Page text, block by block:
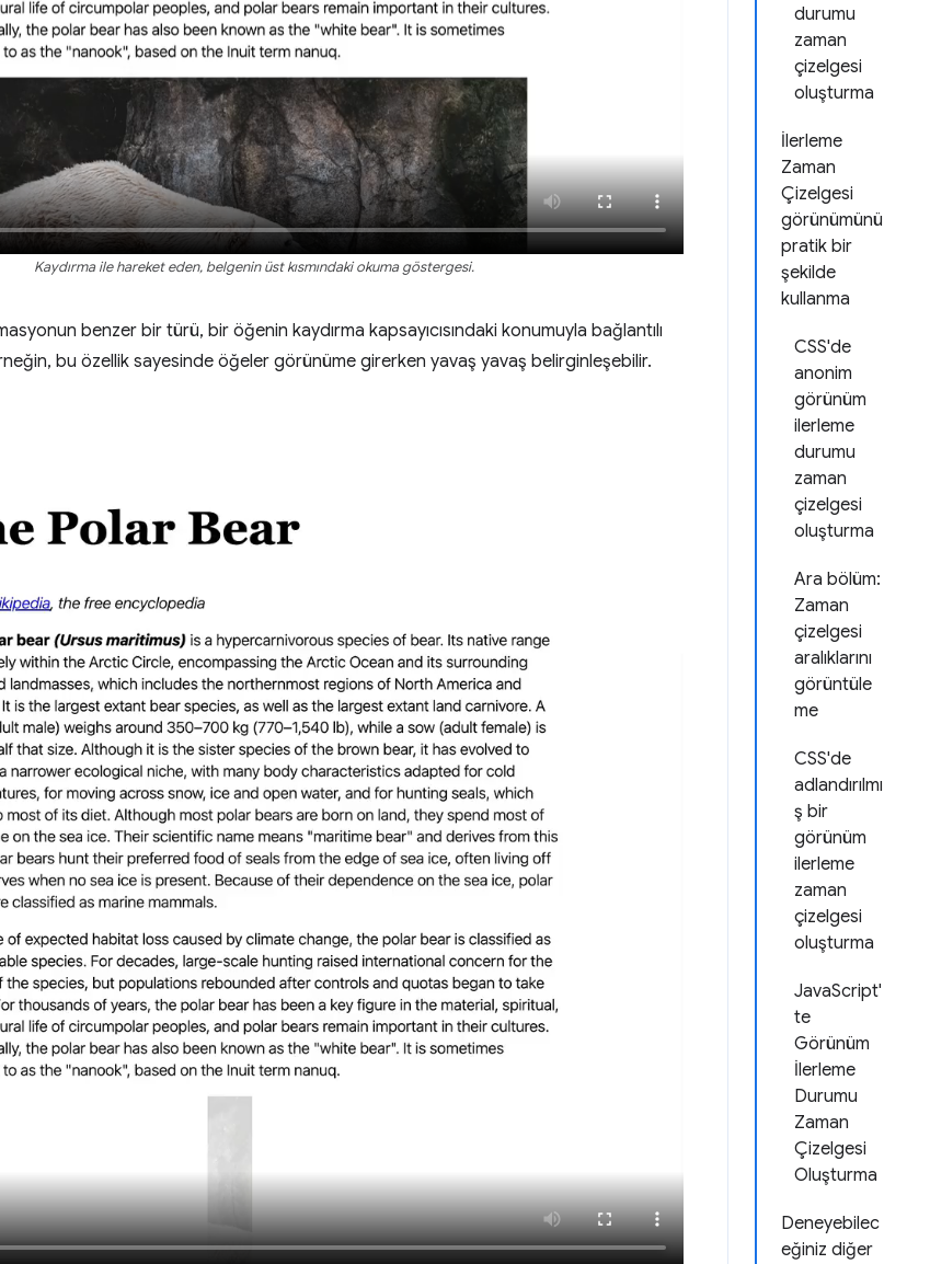
durumu
zaman
çizelgesi
oluşturma
İlerleme
Zaman
Çizelgesi
görünümünü
pratik bir
şekilde
kullanma
CSS'de
anonim
görünüm
ilerleme
durumu
zaman
çizelgesi
oluşturma
Ara bölüm:
Zaman
çizelgesi
aralıklarını
görüntüle
me
CSS'de
adlandırılmı
ş bir
görünüm
ilerleme
zaman
çizelgesi
oluşturma
JavaScript'
te
Görünüm
İlerleme
Durumu
Zaman
Çizelgesi
Oluşturma
Deneyebilec
eğiniz diğer
Kaydırma ile hareket eden, belgenin üst kısmındaki okuma göstergesi.
benzer bir türü, bir öğenin kaydırma kapsayıcısındaki konumuyla bağlantılı
bu özellik sayesinde öğeler görünüme girerken yavaş yavaş belirginleşebilir.